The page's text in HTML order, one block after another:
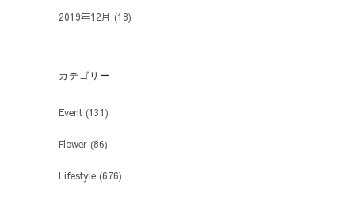
2019年12月 (18)
カテゴリー
Event (131)
Flower (86)
Lifestyle (676)